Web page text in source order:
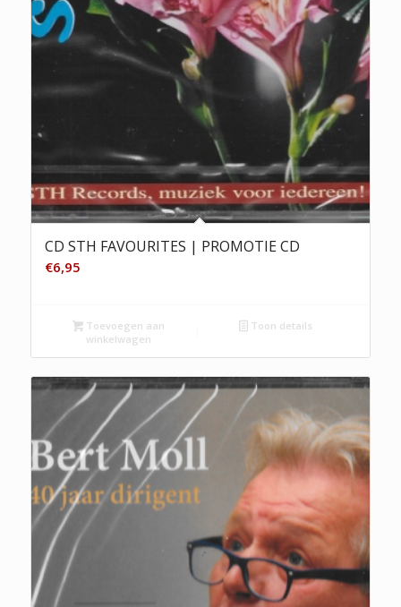
CD STH FAVOURITES | PROMOTIE CD
€6,95
Toevoegen aan
winkelwagen
Toon details